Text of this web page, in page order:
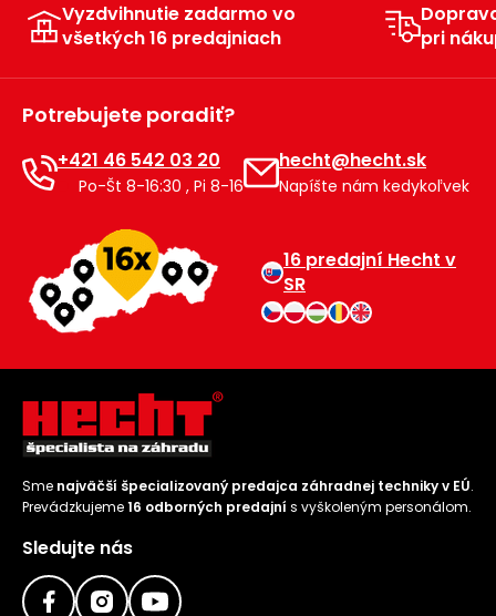
Vyzdvihnutie zadarmo vo
všetkých 16 predajniach
pri
Potrebujete poradiť?
+421 46 542 03 20
Po-Št 8-16:30 , Pi 8-16
hecht@hecht.sk
Napíšte nám kedykoľvek
16 predajní Hecht v
SR
Sme najväčší špecializovaný predajca záhradnej techniky v EÚ.
Prevádzkujeme16 odborných predajní s vyškoleným personálom.
Sledujte nás